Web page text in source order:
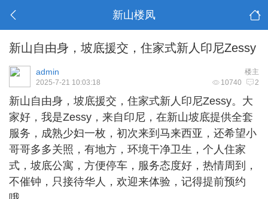
新山楼凤
新山自由身，坡底援交，住家式新人印尼Zessy
楼主
admin
10740 2
2025-7-21 10:03:18
新山自由身 ，坡底援交，住家式新人印尼Zessy。大
家好，我是Zessy，来自印尼，在新山坡底提供全套
服务，成熟少妇一枚，初次来到马来西亚，还希望小
哥哥多多关照，有地方，环境干净卫生，个人住家
式，坡底公寓，方便停车，服务态度好，热情周到，
不催钟，只接待华人，欢迎来体验，记得提前预约